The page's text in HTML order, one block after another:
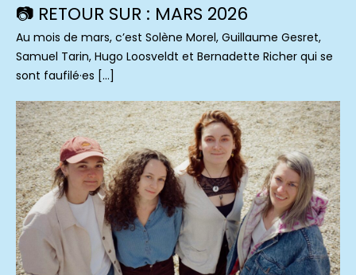
📷 RETOUR SUR : MARS 2026
Au mois de mars, c’est Solène Morel, Guillaume Gesret,
Samuel Tarin, Hugo Loosveldt et Bernadette Richer qui se
sont faufilé·es […]